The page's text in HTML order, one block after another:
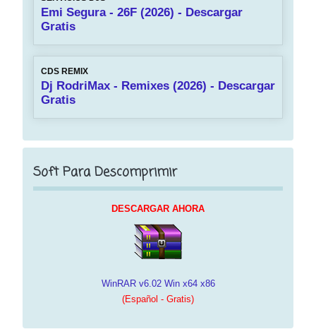
Emi Segura - 26F (2026) - Descargar
Gratis
CDS REMIX
Dj RodriMax - Remixes (2026) - Descargar
Gratis
Soft Para Descomprimir
DESCARGAR AHORA
WinRAR v6.02 Win x64 x86
(Español - Gratis)